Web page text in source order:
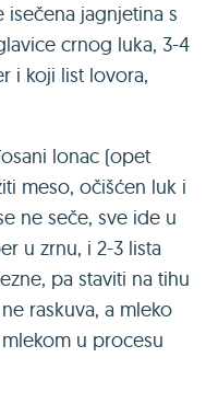
jagnjetina s
crnog luka, 3-4
i koji list lovora,
lonac (opet
meso, očišćen luk i
ne seče, sve ide u
u zrnu, i 2-3 lista
pa staviti na tihu
raskuva, a mleko
u procesu